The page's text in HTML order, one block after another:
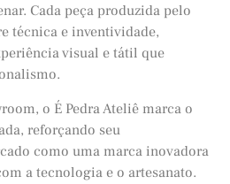
Cada peça produzida pelo
técnica e inventividade,
visual e tátil que
o É Pedra Ateliê marca o
reforçando seu
como uma marca inovadora
a tecnologia e o artesanato.